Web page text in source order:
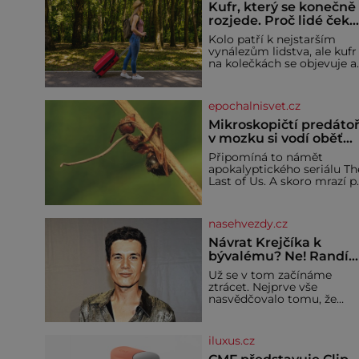
Kufr, který se konečně
rozjede. Proč lidé čekají
na kolečka téměř pět
tisíc let?
Kolo patří k nejstarším
vynálezům lidstva, ale kufr
na kolečkách se objevuje
v rukou, na zádech nebo je
nakládají na povozy. Stačí
přitom jediný nápad,
připevnit ke kufru kolečka.
dlouho nedostane. Až
jednou se na letišti ozve
věta, která změní
epochalnisvet.cz
Mikroskopičtí
v mozku si vodí oběť
jako loutku
Připomíná to námět
apokalyptického seriálu
Last of Us. A skoro mrazí
běžně – s tím rozdílem, že
nejde pouze o infekce
parazitickou houbou a že
predátor dokáže ovládat jen
vývojově nesrovnatelně
jednodušší živočichy, než je
člověk. Najít skutečné
zombie není nic
nasehvezdy.cz
Návrat Krejčíka k
bývalému? Ne! Randí
už s jiným!
Už se v tom začínáme
ztrácet. Nejprve vše
nasvědčovalo tomu, že
krachu manželství s
ředitelem školy Jiřím
iluxus.cz